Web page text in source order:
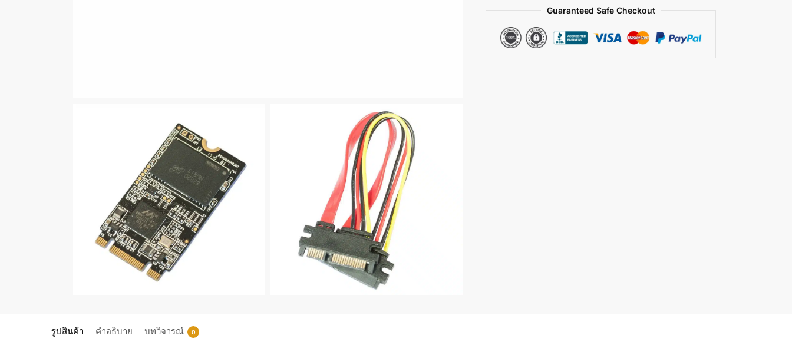
Guaranteed Safe Checkout
รูปสินค้า คำอธิบาย บทวิจารณ์ 0